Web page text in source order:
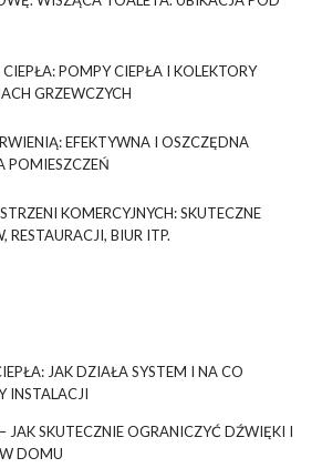
POMPY CIEPŁA I KOLEKTORY
GRZEWCZYCH
EFEKTYWNA I OSZCZĘDNA
POMIESZCZEŃ
KOMERCYJNYCH: SKUTECZNE
RESTAURACJI, BIUR ITP.
JAK DZIAŁA SYSTEM I NA CO
INSTALACJI
JAK SKUTECZNIE OGRANICZYĆ DŹWIĘKI I
DOMU